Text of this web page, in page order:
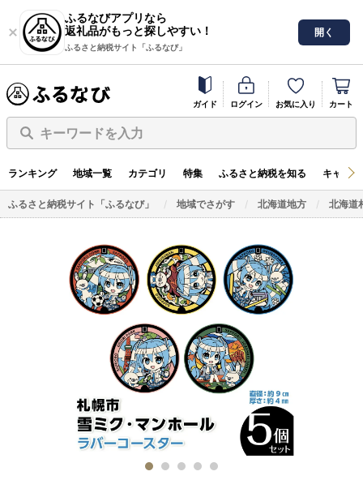
ふるなびアプリなら
返礼品がもっと探しやすい！
ふるさと納税サイト「ふるなび」
開く
ガイド ログイン お気に入り カート
キーワードを入力
ランキング 地域一覧 カテゴリ 特集 ふるさと納税を知る キャン
ふるさと納税サイト「ふるなび」 地域でさがす 北海道地方 北海道